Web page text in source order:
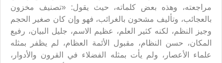
مراجعته، وهذه بعض كلماته، حيث يقول: «تصنيف مخزون
بالعجائب، وتأليف مشحون بالغرائب، فهو وإن كان صغير الحجم
وجيز النظم، لكنه كثير العلم، عظيم الاسم، جليل البيان، رفيع
المكان، حسن النظام، مقبول الأئمة العظام، لم يظفر بمثله
علماء الأعصار، ولم يأت بمثله الفضلاء في القرون والأدوار،